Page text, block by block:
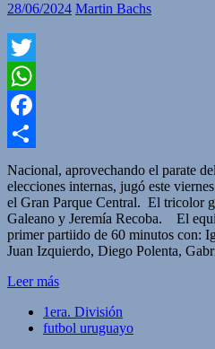
28/06/2024 Martin Bachs
Twitter
WhatsApp
Facebook
Compartir
Nacional, aprovechando el parate
elecciones internas, jugó este
el Gran Parque Central. El tricolor
Galeano y Jeremía Recoba. El
primer partiido de 60 minutos con:
Juan Izquierdo, Diego Polenta,
Leer más
1era. División
futbol uruguayo